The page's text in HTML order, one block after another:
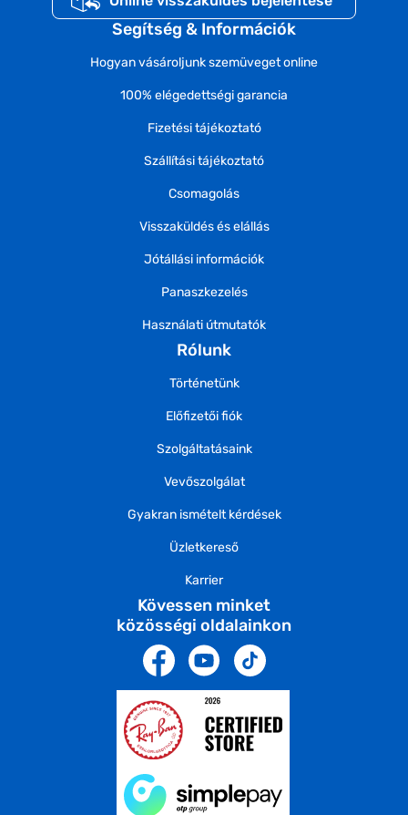
Segítség & Információk
Hogyan vásároljunk szemüveget online
100% elégedettségi garancia
Fizetési tájékoztató
Szállítási tájékoztató
Csomagolás
Visszaküldés és elállás
Jótállási információk
Panaszkezelés
Használati útmutatók
Rólunk
Történetünk
Előfizetői fiók
Szolgáltatásaink
Vevőszolgálat
Gyakran ismételt kérdések
Üzletkereső
Karrier
Kövessen minket
közösségi oldalainkon